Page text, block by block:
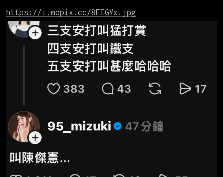
https://i.mopix.cc/8EIGVx.jpg